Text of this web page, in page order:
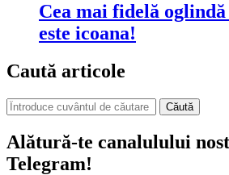
Cea mai fidelă
este icoana!
Caută articole
Căută
Alătură-te canalulului
Telegram!